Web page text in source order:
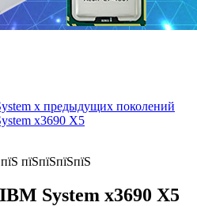
x предыдущих поколений
x3690 X5
System x3690 X5